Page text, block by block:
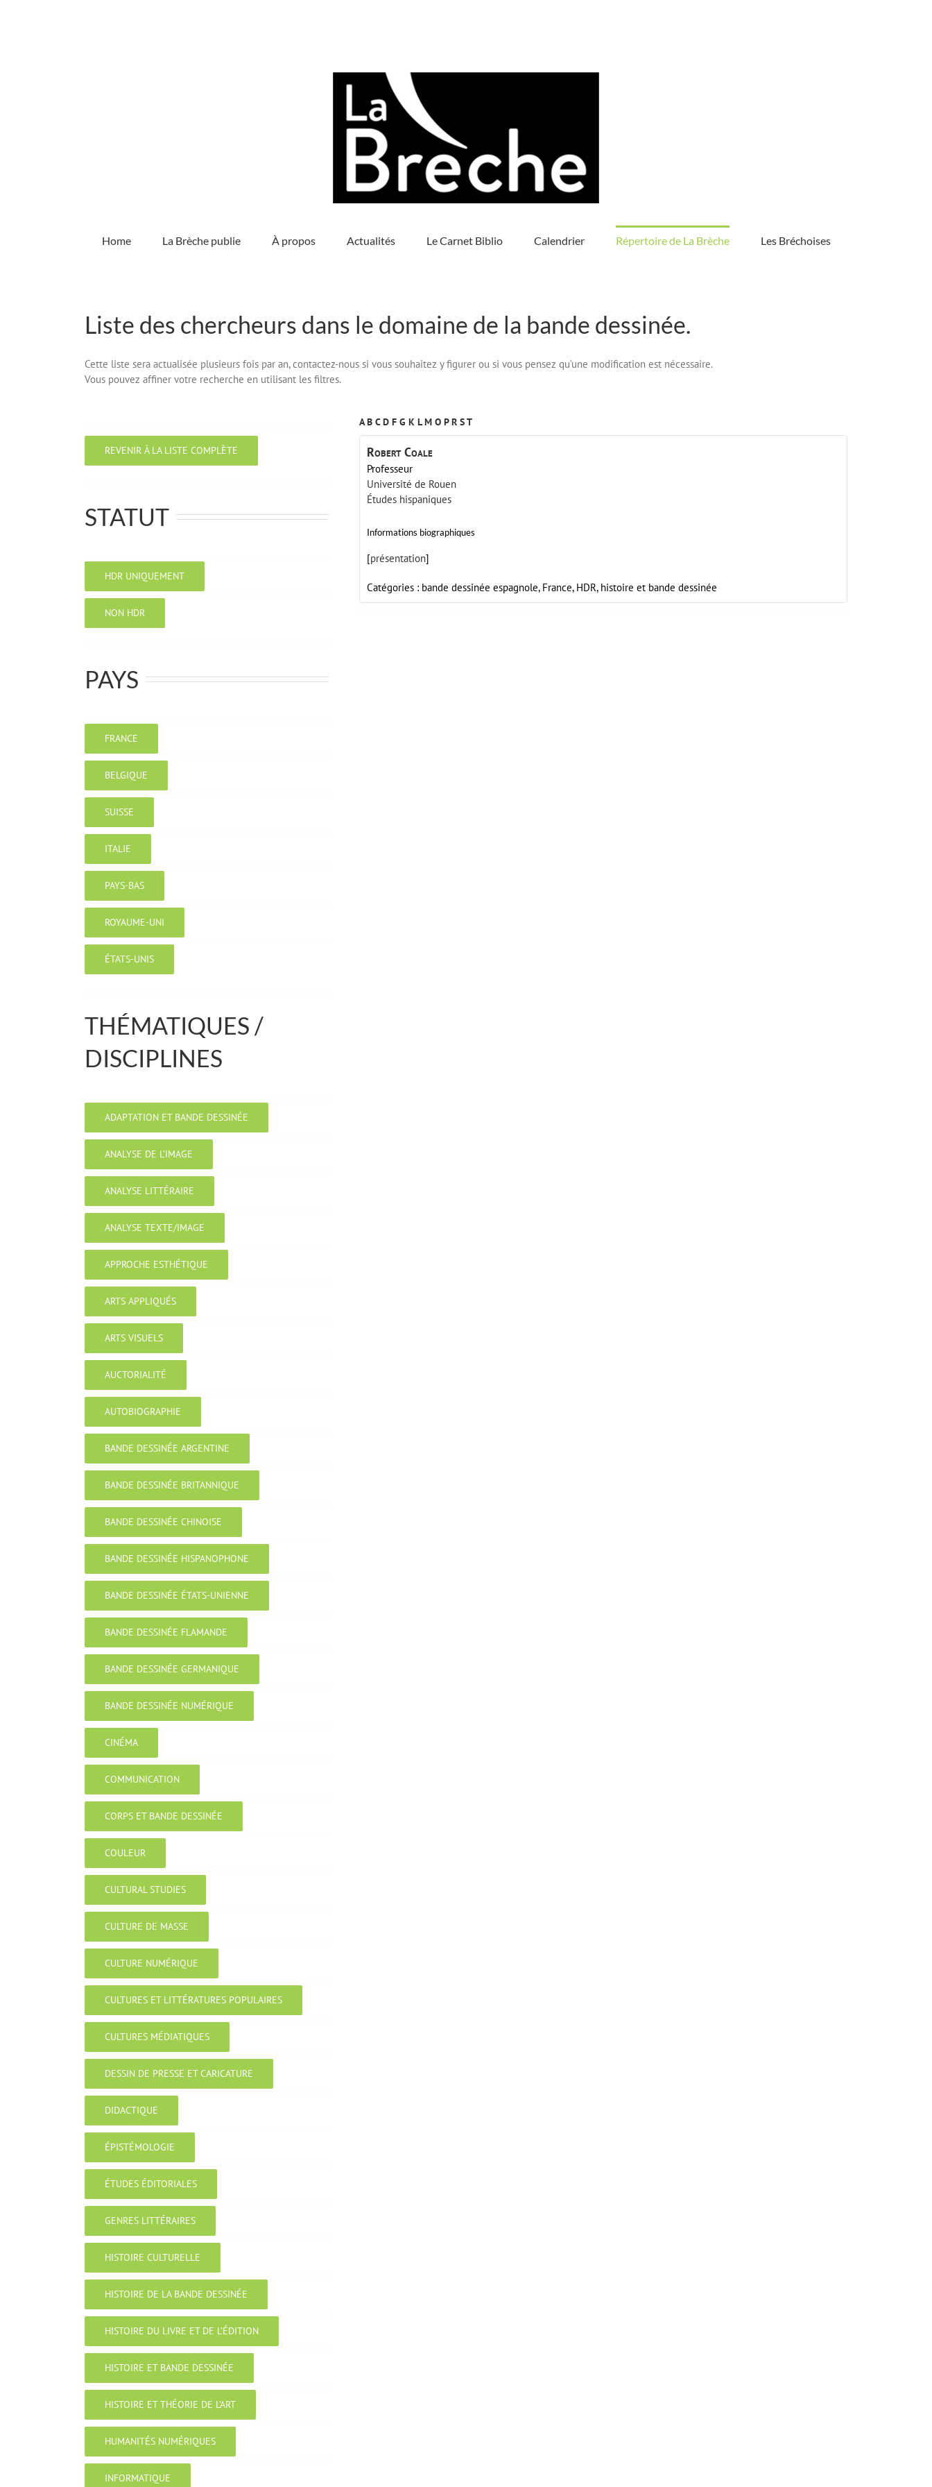
Home La Brèche publie À propos Actualités Le Carnet Biblio Calendrier Répertoire de La Brèche Les Bréchoises
Liste des chercheurs dans le domaine de la bande dessinée.
Cette liste sera actualisée plusieurs fois par an, contactez-nous si vous souhaitez y figurer ou si vous pensez qu’une modification est nécessaire.
Vous pouvez affiner votre recherche en utilisant les filtres.
REVENIR À LA LISTE COMPLÈTE
STATUT
HDR UNIQUEMENT
NON HDR
PAYS
FRANCE
BELGIQUE
SUISSE
ITALIE
PAYS-BAS
ROYAUME-UNI
ÉTATS-UNIS
THÉMATIQUES /
DISCIPLINES
ADAPTATION ET BANDE DESSINÉE
ANALYSE DE L’IMAGE
ANALYSE LITTÉRAIRE
ANALYSE TEXTE/IMAGE
APPROCHE ESTHÉTIQUE
ARTS APPLIQUÉS
ARTS VISUELS
AUCTORIALITÉ
AUTOBIOGRAPHIE
BANDE DESSINÉE ARGENTINE
BANDE DESSINÉE BRITANNIQUE
BANDE DESSINÉE CHINOISE
BANDE DESSINÉE HISPANOPHONE
BANDE DESSINÉE ÉTATS-UNIENNE
BANDE DESSINÉE FLAMANDE
BANDE DESSINÉE GERMANIQUE
BANDE DESSINÉE NUMÉRIQUE
CINÉMA
COMMUNICATION
CORPS ET BANDE DESSINÉE
COULEUR
CULTURAL STUDIES
CULTURE DE MASSE
CULTURE NUMÉRIQUE
CULTURES ET LITTÉRATURES POPULAIRES
CULTURES MÉDIATIQUES
DESSIN DE PRESSE ET CARICATURE
DIDACTIQUE
ÉPISTÉMOLOGIE
ÉTUDES ÉDITORIALES
GENRES LITTÉRAIRES
HISTOIRE CULTURELLE
HISTOIRE DE LA BANDE DESSINÉE
HISTOIRE DU LIVRE ET DE L’ÉDITION
HISTOIRE ET BANDE DESSINÉE
HISTOIRE ET THÉORIE DE L’ART
HUMANITÉS NUMÉRIQUES
INFORMATIQUE
A B C D F G K L M O P R ST
Robert Coale
Professeur
Université de Rouen
Études hispaniques
Informations biographiques
[présentation]
Catégories : bande dessinée espagnole, France, HDR, histoire et bande dessinée